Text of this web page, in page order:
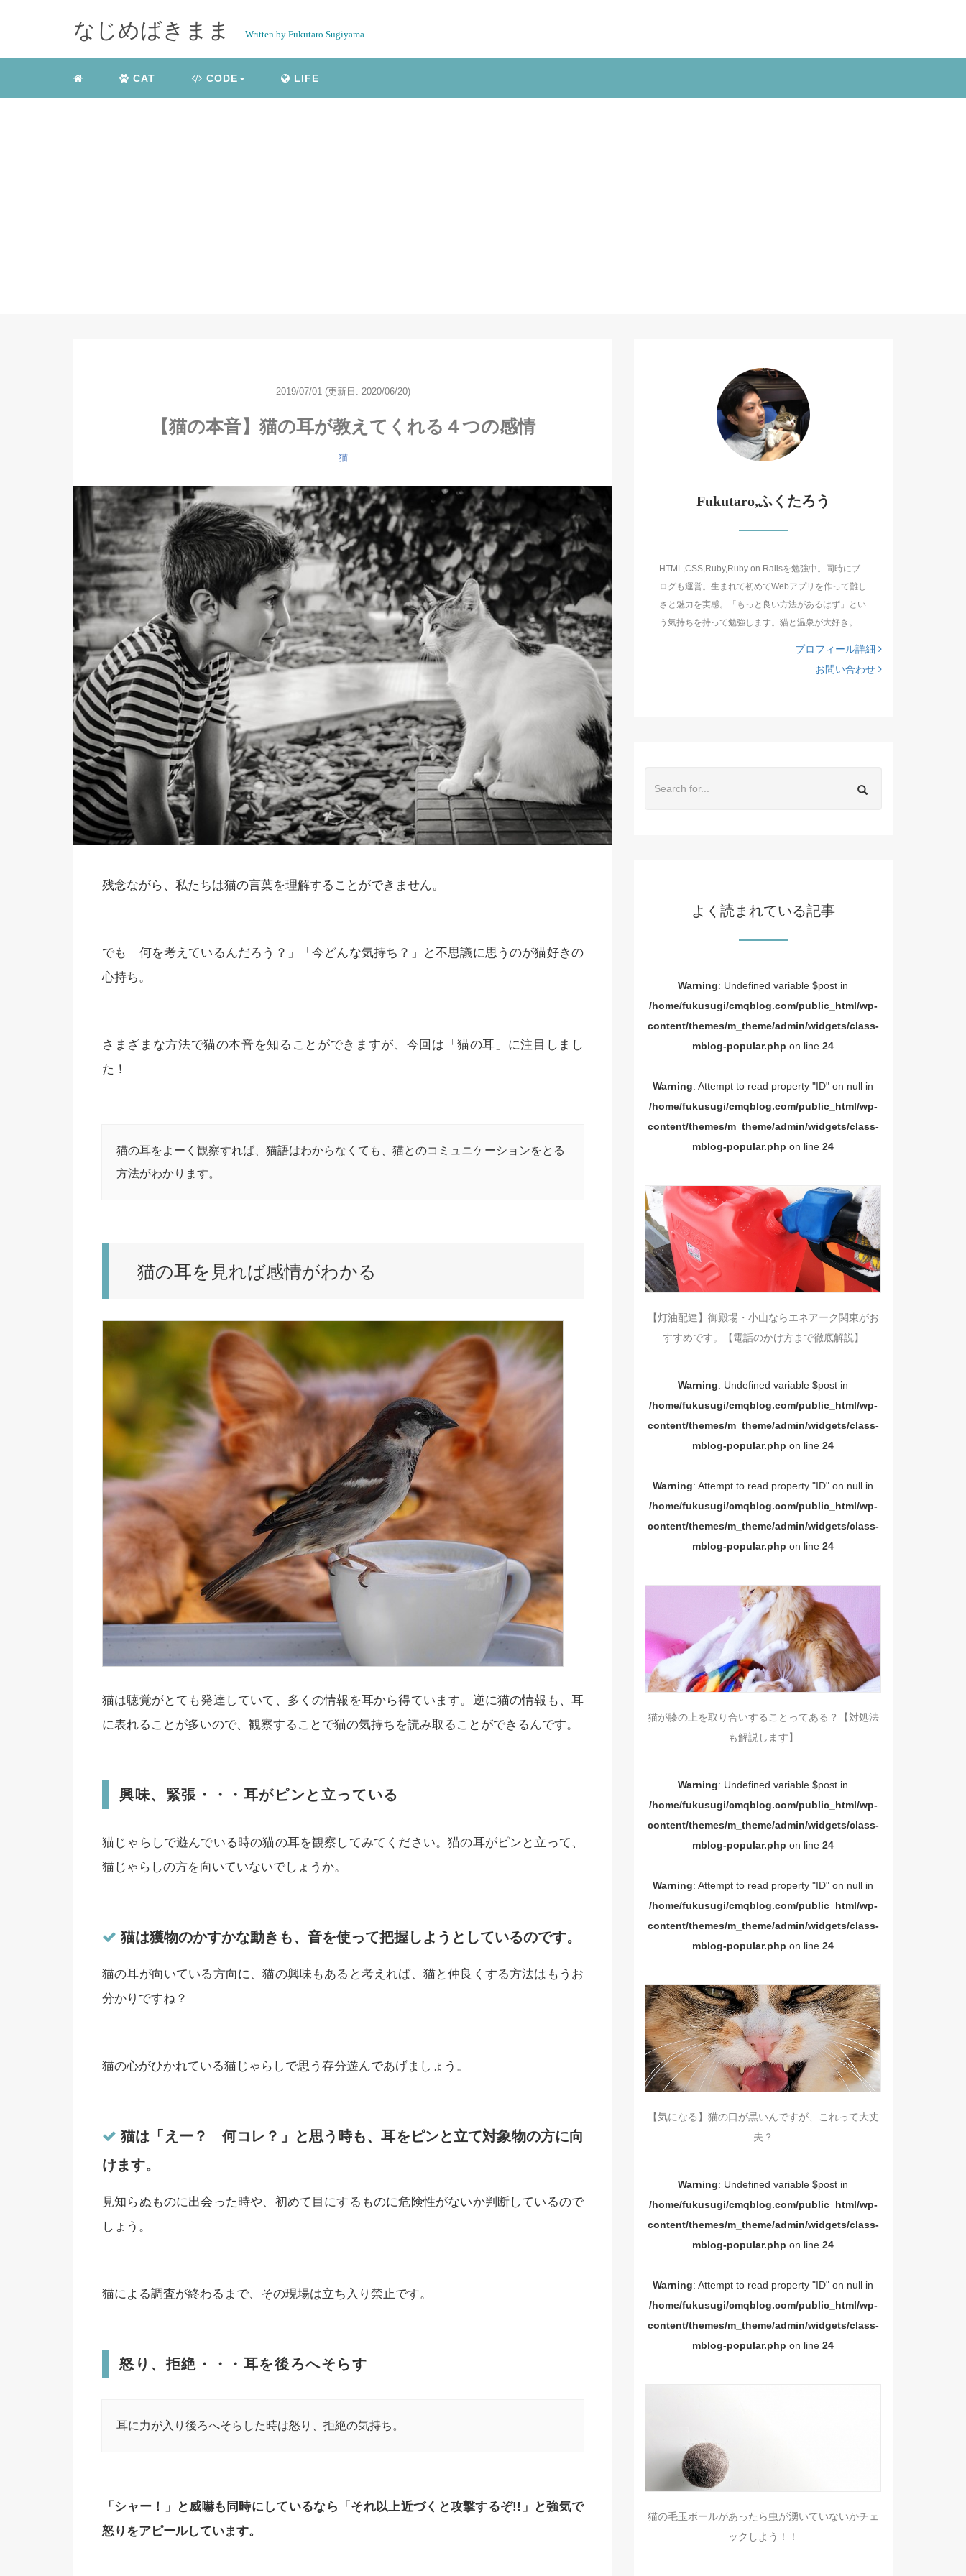
なじめばきまま Written by Fukutaro Sugiyama
CAT CODE LIFE
2019/07/01 (更新日: 2020/06/20)
【猫の本音】猫の耳が教えてくれる４つの感情
猫
残念ながら、私たちは猫の言葉を理解することができません。
でも「何を考えているんだろう？」「今どんな気持ち？」と不思議に思うのが猫好きの
心持ち。
さまざまな方法で猫の本音を知ることができますが、今回は「猫の耳」に注目しまし
た！
猫の耳をよーく観察すれば、猫語はわからなくても、猫とのコミュニケーションをとる
方法がわかります。
猫の耳を見れば感情がわかる
猫は聴覚がとても発達していて、多くの情報を耳から得ています。逆に猫の情報も、耳
に表れることが多いので、観察することで猫の気持ちを読み取ることができるんです。
興味、緊張・・・耳がピンと立っている
猫じゃらしで遊んでいる時の猫の耳を観察してみてください。猫の耳がピンと立って、
猫じゃらしの方を向いていないでしょうか。
猫は獲物のかすかな動きも、音を使って把握しようとしているのです。
猫の耳が向いている方向に、猫の興味もあると考えれば、猫と仲良くする方法はもうお
分かりですね？
猫の心がひかれている猫じゃらしで思う存分遊んであげましょう。
猫は「えー？ 何コレ？」と思う時も、耳をピンと立て対象物の方に向
けます。
見知らぬものに出会った時や、初めて目にするものに危険性がないか判断しているので
しょう。
猫による調査が終わるまで、その現場は立ち入り禁止です。
怒り、拒絶・・・耳を後ろへそらす
耳に力が入り後ろへそらした時は怒り、拒絶の気持ち。
「シャー！」と威嚇も同時にしているなら「それ以上近づくと攻撃するぞ!!」と強気で
怒りをアピールしています。
Fukutaro,ふくたろう
HTML,CSS,Ruby,Ruby on Railsを勉強中。同時にブ
ログも運営。生まれて初めてWebアプリを作って難し
さと魅力を実感。「もっと良い方法があるはず」とい
う気持ちを持って勉強します。猫と温泉が大好き。
プロフィール詳細
お問い合わせ
よく読まれている記事
Warning: Undefined variable $post in
/home/fukusugi/cmqblog.com/public_html/wp-
content/themes/m_theme/admin/widgets/class-
mblog-popular.php on line24
Warning: Attempt to read property "ID" on null in
/home/fukusugi/cmqblog.com/public_html/wp-
content/themes/m_theme/admin/widgets/class-
mblog-popular.php on line24
【灯油配達】御殿場・小山ならエネアーク関東がお
すすめです。【電話のかけ方まで徹底解説】
Warning: Undefined variable $post in
/home/fukusugi/cmqblog.com/public_html/wp-
content/themes/m_theme/admin/widgets/class-
mblog-popular.php on line24
Warning: Attempt to read property "ID" on null in
/home/fukusugi/cmqblog.com/public_html/wp-
content/themes/m_theme/admin/widgets/class-
mblog-popular.php on line24
猫が膝の上を取り合いすることってある？【対処法
も解説します】
Warning: Undefined variable $post in
/home/fukusugi/cmqblog.com/public_html/wp-
content/themes/m_theme/admin/widgets/class-
mblog-popular.php on line24
Warning: Attempt to read property "ID" on null in
/home/fukusugi/cmqblog.com/public_html/wp-
content/themes/m_theme/admin/widgets/class-
mblog-popular.php on line24
【気になる】猫の口が黒いんですが、これって大丈
夫？
Warning: Undefined variable $post in
/home/fukusugi/cmqblog.com/public_html/wp-
content/themes/m_theme/admin/widgets/class-
mblog-popular.php on line24
Warning: Attempt to read property "ID" on null in
/home/fukusugi/cmqblog.com/public_html/wp-
content/themes/m_theme/admin/widgets/class-
mblog-popular.php on line24
猫の毛玉ボールがあったら虫が湧いていないかチェ
ックしよう！！